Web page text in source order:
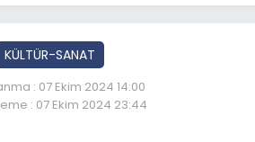
KÜLTÜR-SANAT
: 07 Ekim 2024 14:00
: 07 Ekim 2024 23:44